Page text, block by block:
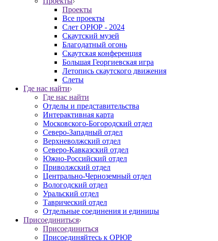
Проекты
Все проекты
Слет ОРЮР - 2024
Скаутский музей
Благодатный огонь
Cкаутская конференция
Большая Георгиевская игра
Летопись скаутского движения
Слеты
Где нас найти
Где нас найти
Отделы и представительства
Интерактивная карта
Московского-Богородский отдел
Северо-Западный отдел
Верхневолжский отдел
Северо-Кавказский отдел
Южно-Российский отдел
Приволжский отдел
Центрально-Черноземный отдел
Вологодский отдел
Уральский отдел
Таврический отдел
Отдельные соединения и единицы
Присоединиться
Присоединиться
Присоединяйтесь к ОРЮР